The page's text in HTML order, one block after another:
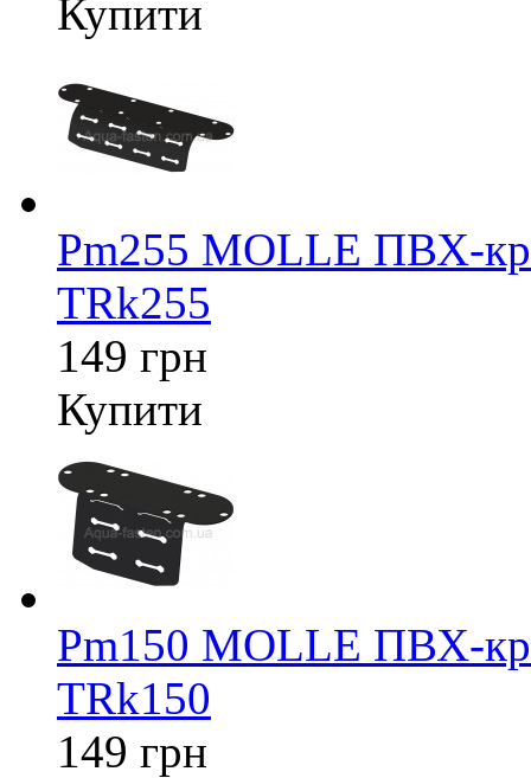
Купити
Pm255 MOLLE ПВХ-
TRk255
149 грн
Купити
Pm150 MOLLE ПВХ-
TRk150
149 грн